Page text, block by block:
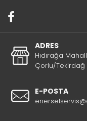
ADRES
Hıdırağa
Çorlu/Tekirdağ
E-POSTA